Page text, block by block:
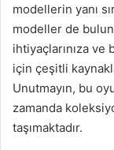
modellerin yanı
modeller de
ihtiyaçlarınıza
için çeşitli
Unutmayın, bu
zamanda
taşımaktadır.